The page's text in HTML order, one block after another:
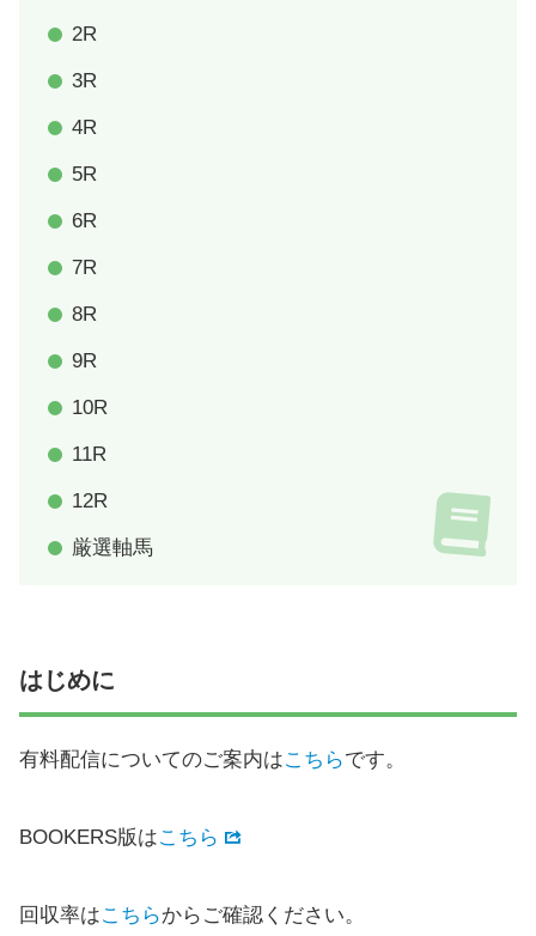
2R
3R
4R
5R
6R
7R
8R
9R
10R
11R
12R
厳選軸馬
はじめに
有料配信についてのご案内はこちらです。
BOOKERS版はこちら
回収率はこちらからご確認ください。